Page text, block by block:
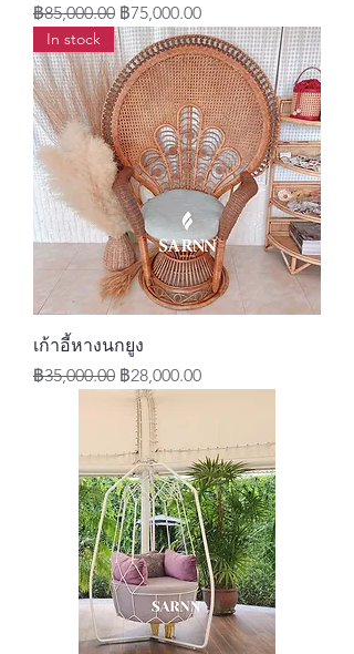
ราคาปกติ
฿85,000.00 ราคาขายลด
฿75,000.00
In stock
เก้าอี้หางนกยูง
ราคาปกติ
฿35,000.00 ราคาขายลด
฿28,000.00